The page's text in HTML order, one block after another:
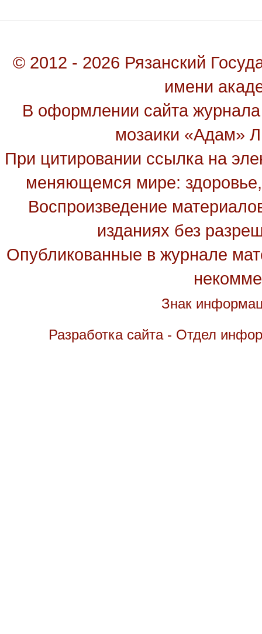
© 2012 - 2026 Рязанский
имени
В оформлении сайта
мозаики «Адам»
При цитировании ссылка на
меняющемся мире: здоровье,
Воспроизведение
изданиях без
Опубликованные в журнале
Знак
Разработка сайта - Отдел